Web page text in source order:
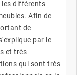
les différents
Afin de
de
par le
et très
qui sont très